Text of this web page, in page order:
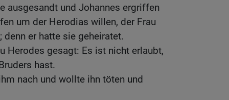
ausgesandt und Johannes ergriffen
um der Herodias willen, der Frau
er hatte sie geheiratet.
Herodes gesagt: Es ist nicht erlaubt,
hast.
nach und wollte ihn töten und